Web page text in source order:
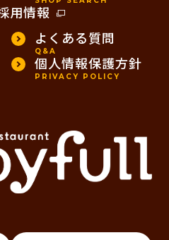
用情報
よくある質問
Q&A
個人情報保護方針
PRIVACY POLICY